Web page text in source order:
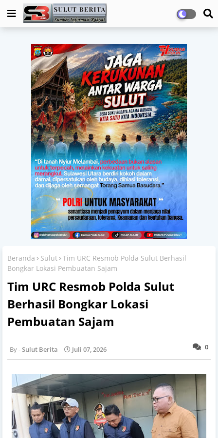
Beranda Sulut Tim URC Resmob Polda Sulut Berhasil
Bongkar Lokasi Pembuatan Sajam
Tim URC Resmob Polda Sulut
Berhasil Bongkar Lokasi
Pembuatan Sajam
0
Sulut Berita Juli 07, 2026